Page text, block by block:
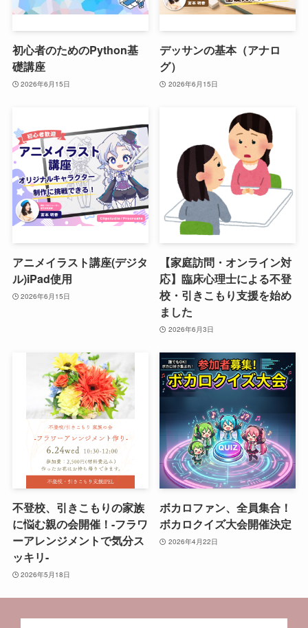
初心者のためのPython基
礎講座
2026年6月15日
デッサンの基本（アナロ
グ）
2026年6月15日
アニメイラスト講座(デジタ
ル)iPad使用
2026年6月15日
【家庭訪問・オンライン対
応】臨床心理士による不登
校・引きこもり支援を始め
ました
2026年6月3日
不登校、引きこもりの家族
に悩む親の会開催！-フラワ
ーアレンジメントで気分ス
ッキリ-
2026年5月18日
ボカロファン、全員集合！
ボカロクイズ大会開催決定
2026年4月22日